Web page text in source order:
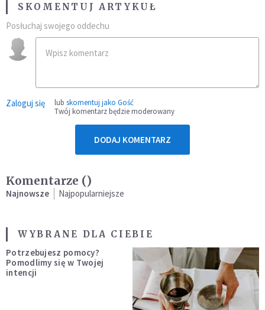
SKOMENTUJ ARTYKUŁ
Posłuchaj swojego oddechu
Zaloguj się lub skomentuj jako Gość
Twój komentarz będzie moderowany
DODAJ KOMENTARZ
Komentarze ()
Najnowsze Najpopularniejsze
WYBRANE DLA CIEBIE
Potrzebujesz pomocy?
Pomodlimy się w Twojej
intencji